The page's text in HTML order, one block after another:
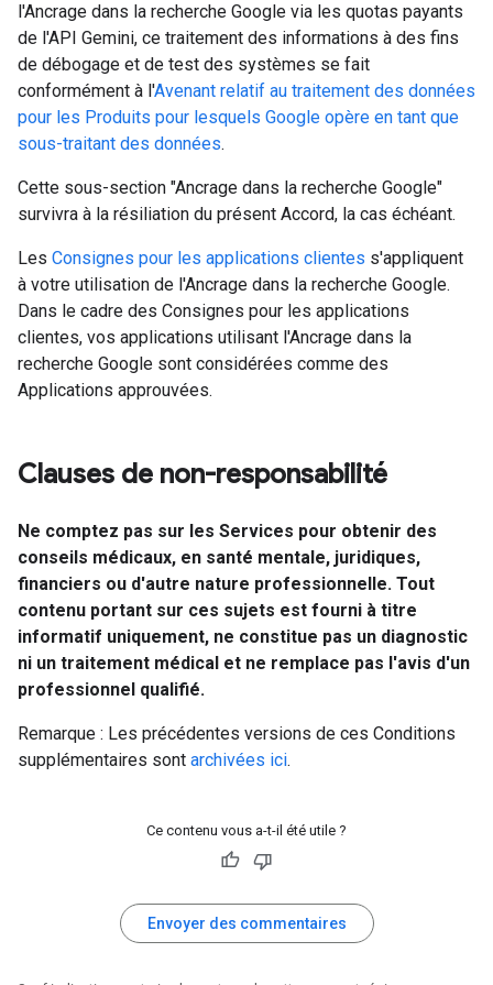
l'Ancrage dans la recherche Google via les quotas payants
de l'API Gemini, ce traitement des informations à des fins
de débogage et de test des systèmes se fait
conformément à l'Avenant relatif au traitement des données
pour les Produits pour lesquels Google opère en tant que
sous-traitant des données.
Cette sous-section "Ancrage dans la recherche Google"
survivra à la résiliation du présent Accord, la cas échéant.
Les Consignes pour les applications clientes s'appliquent
à votre utilisation de l'Ancrage dans la recherche Google.
Dans le cadre des Consignes pour les applications
clientes, vos applications utilisant l'Ancrage dans la
recherche Google sont considérées comme des
Applications approuvées.
Clauses de non-responsabilité
Ne comptez pas sur les Services pour obtenir des
conseils médicaux, en santé mentale, juridiques,
financiers ou d'autre nature professionnelle. Tout
contenu portant sur ces sujets est fourni à titre
informatif uniquement, ne constitue pas un diagnostic
ni un traitement médical et ne remplace pas l'avis d'un
professionnel qualifié.
Remarque : Les précédentes versions de ces Conditions
supplémentaires sont archivées ici.
Ce contenu vous a-t-il été utile ?
Envoyer des commentaires